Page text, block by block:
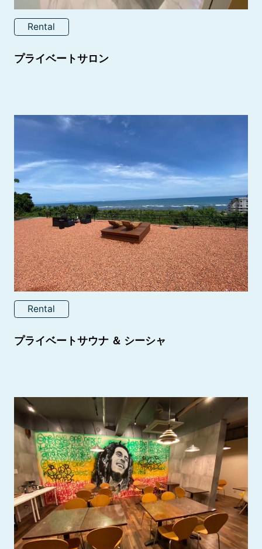
Rental
プライベートサロン
Rental
プライベートサウナ ＆ シーシャ